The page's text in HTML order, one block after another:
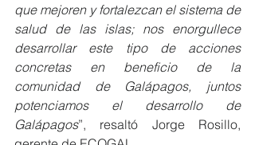
que mejoren y fortalezcan el sistema de
salud de las islas; nos enorgullece
desarrollar este tipo de acciones
concretas en beneficio de la
comunidad de Galápagos, juntos
potenciamos el desarrollo de
Galápagos”, resaltó Jorge Rosillo,